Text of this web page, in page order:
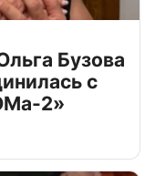
Бузова
с
2»